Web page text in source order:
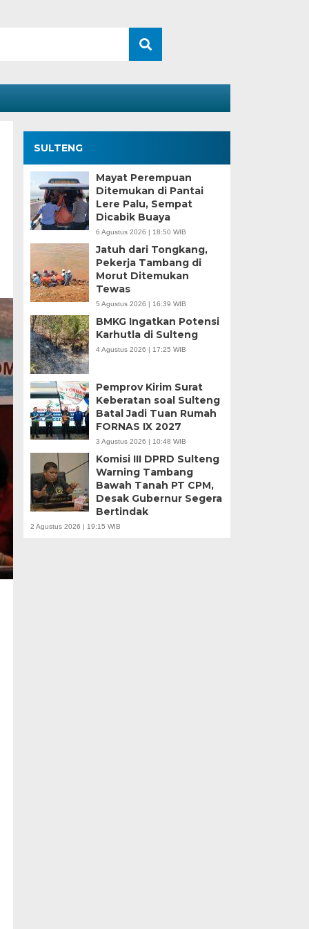
SULTENG
Mayat Perempuan
Ditemukan di Pantai
Lere Palu, Sempat
Dicabik Buaya
6 Agustus 2026 | 18:50 WIB
Jatuh dari Tongkang,
Pekerja Tambang di
Morut Ditemukan
Tewas
5 Agustus 2026 | 16:39 WIB
BMKG Ingatkan Potensi
Karhutla di Sulteng
4 Agustus 2026 | 17:25 WIB
Pemprov Kirim Surat
Keberatan soal Sulteng
Batal Jadi Tuan Rumah
FORNAS IX 2027
3 Agustus 2026 | 10:48 WIB
Komisi III DPRD Sulteng
Warning Tambang
Bawah Tanah PT CPM,
Desak Gubernur Segera
Bertindak
2 Agustus 2026 | 19:15 WIB